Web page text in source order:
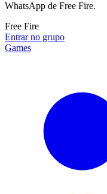
WhatsApp de Free Fire.
Free Fire
Entrar no grupo
Games